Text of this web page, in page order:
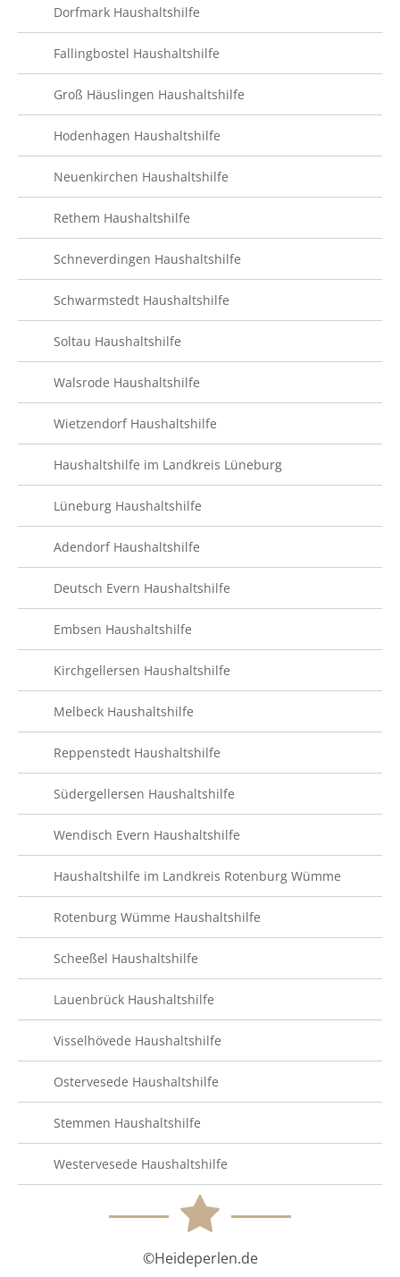
Dorfmark Haushaltshilfe
Fallingbostel Haushaltshilfe
Groß Häuslingen Haushaltshilfe
Hodenhagen Haushaltshilfe
Neuenkirchen Haushaltshilfe
Rethem Haushaltshilfe
Schneverdingen Haushaltshilfe
Schwarmstedt Haushaltshilfe
Soltau Haushaltshilfe
Walsrode Haushaltshilfe
Wietzendorf Haushaltshilfe
Haushaltshilfe im Landkreis Lüneburg
Lüneburg Haushaltshilfe
Adendorf Haushaltshilfe
Deutsch Evern Haushaltshilfe
Embsen Haushaltshilfe
Kirchgellersen Haushaltshilfe
Melbeck Haushaltshilfe
Reppenstedt Haushaltshilfe
Südergellersen Haushaltshilfe
Wendisch Evern Haushaltshilfe
Haushaltshilfe im Landkreis Rotenburg Wümme
Rotenburg Wümme Haushaltshilfe
Scheeßel Haushaltshilfe
Lauenbrück Haushaltshilfe
Visselhövede Haushaltshilfe
Ostervesede Haushaltshilfe
Stemmen Haushaltshilfe
Westervesede Haushaltshilfe
©Heideperlen.de